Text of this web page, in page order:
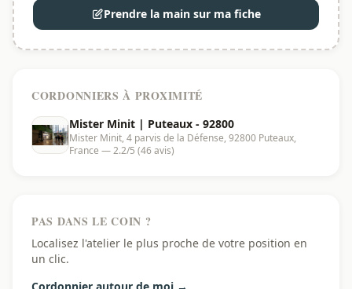
Prendre la main sur ma fiche
CORDONNIERS À PROXIMITÉ
Mister Minit | Puteaux - 92800
Mister Minit, 4 parvis de la Défense, 92800 Puteaux,
France — 2.2/5 (46 avis)
PAS DANS LE COIN ?
Localisez l'atelier le plus proche de votre position en
un clic.